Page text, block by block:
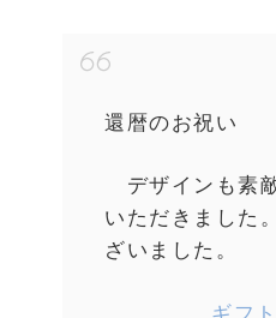
還暦のお祝い
デザインも素
いただきました
ざいました。
ギフ